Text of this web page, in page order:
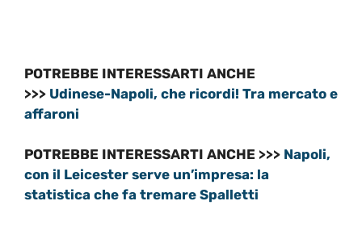
POTREBBE INTERESSARTI ANCHE
>>> Udinese-Napoli, che ricordi! Tra mercato e
affaroni
POTREBBE INTERESSARTI ANCHE >>> Napoli,
con il Leicester serve un’impresa: la
statistica che fa tremare Spalletti